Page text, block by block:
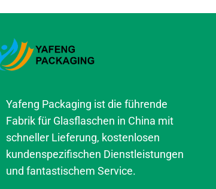
Yafeng Packaging ist die führende
Fabrik für Glasflaschen in China mit
schneller Lieferung, kostenlosen
kundenspezifischen Dienstleistungen
und fantastischem Service.